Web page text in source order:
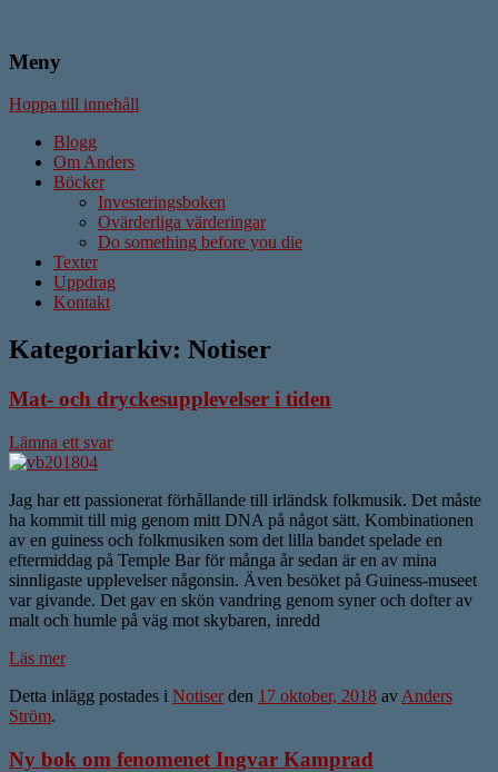
Anders Ström
Författare & Skribent
Meny
Hoppa till innehåll
Blogg
Om Anders
Böcker
Investeringsboken
Ovärderliga värderingar
Do something before you die
Texter
Uppdrag
Kontakt
Kategoriarkiv: Notiser
Mat- och dryckesupplevelser i tiden
Lämna ett svar
Jag har ett passionerat förhållande till irländsk folkmusik. Det måste
ha kommit till mig genom mitt DNA på något sätt. Kombinationen
av en guiness och folkmusiken som det lilla bandet spelade en
eftermiddag på Temple Bar för många år sedan är en av mina
sinnligaste upplevelser någonsin. Även besöket på Guiness-museet
var givande. Det gav en skön vandring genom syner och dofter av
malt och humle på väg mot skybaren, inredd
Läs mer
Detta inlägg postades i Notiserden 17 oktober, 2018 av Anders
Ström.
Ny bok om fenomenet Ingvar Kamprad